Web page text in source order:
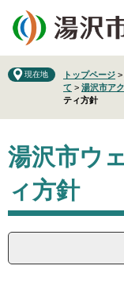
の
先
ー
を
本
現在地 トップページ >
て > 湯沢市ア
ティ方針
文
湯沢市ウ
ィ方針